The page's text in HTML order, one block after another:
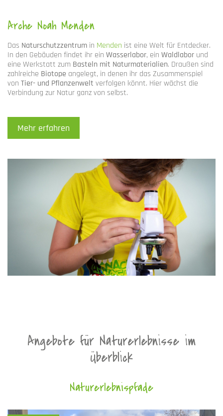
Arche Noah Menden
Das Naturschutzzentrum in Menden ist eine Welt für Entdecker.
In den Gebäuden findet ihr ein Wasserlabor, ein Waldlabor und
eine Werkstatt zum Basteln mit Naturmaterialien. Draußen sind
zahlreiche Biotope angelegt, in denen ihr das Zusammenspiel
von Tier- und Pflanzenwelt verfolgen könnt. Hier wächst die
Verbindung zur Natur ganz von selbst.
Mehr erfahren
Angebote für Naturerlebnisse im
Überblick
Naturerlebnispfade